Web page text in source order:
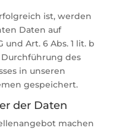
ist, werden
Daten auf
und Art. 6 Abs. 1 lit. b
Durchführung des
in unseren
gespeichert.
der Daten
machen